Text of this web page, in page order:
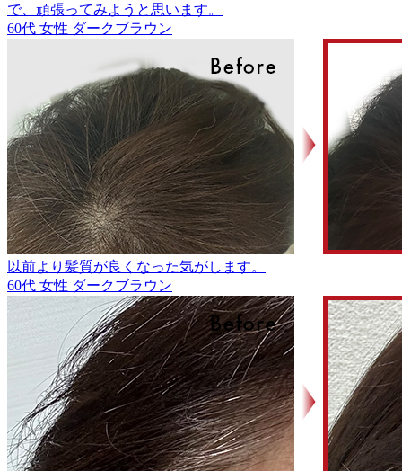
で、頑張ってみようと思います。
60代 女性 ダークブラウン
以前より髪質が良くなった気がします。
60代 女性 ダークブラウン